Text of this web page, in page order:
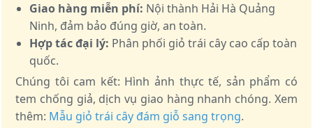
Giao hàng miễn phí: Nội thành Hải Hà Quảng
Ninh, đảm bảo đúng giờ, an toàn.
Hợp tác đại lý: Phân phối giỏ trái cây cao cấp toàn
quốc.
Chúng tôi cam kết: Hình ảnh thực tế, sản phẩm có
tem chống giả, dịch vụ giao hàng nhanh chóng. Xem
thêm: Mẫu giỏ trái cây đám giỗ sang trọng.